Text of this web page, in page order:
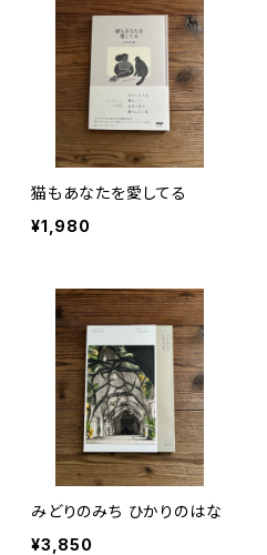
猫もあなたを愛してる
¥1,980
みどりのみち ひかりのはな
¥3,850